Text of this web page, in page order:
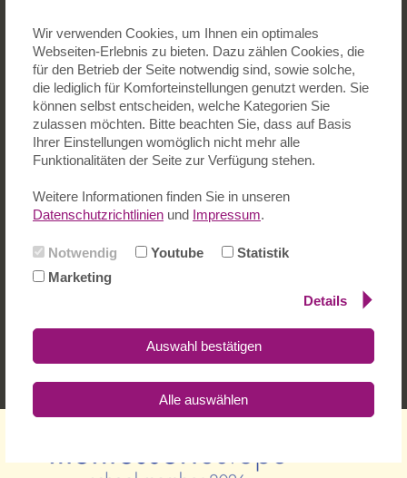
Wir verwenden Cookies, um Ihnen ein optimales
Webseiten-Erlebnis zu bieten. Dazu zählen Cookies, die
für den Betrieb der Seite notwendig sind, sowie solche,
die lediglich für Komforteinstellungen genutzt werden. Sie
können selbst entscheiden, welche Kategorien Sie
zulassen möchten. Bitte beachten Sie, dass auf Basis
Ihrer Einstellungen womöglich nicht mehr alle
Funktionalitäten der Seite zur Verfügung stehen.
Weitere Informationen finden Sie in unseren
Datenschutzrichtlinien und Impressum.
Notwendig Youtube
Statistik
Marketing
Details
Auswahl bestätigen
Alle auswählen